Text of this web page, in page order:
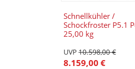
Schnellkühler /
Schockfroster P5.1
25,00 kg
UVP 10.598,00 €
8.159,00 €